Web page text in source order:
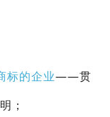
标的企业——贯
；